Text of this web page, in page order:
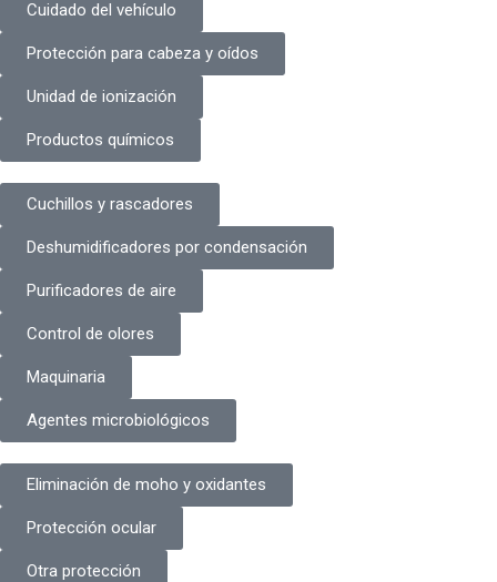
Cuidado del vehículo
Protección para cabeza y oídos
Unidad de ionización
Productos químicos
Cuchillos y rascadores
Deshumidificadores por condensación
Purificadores de aire
Control de olores
Maquinaria
Agentes microbiológicos
Eliminación de moho y oxidantes
Protección ocular
Otra protección